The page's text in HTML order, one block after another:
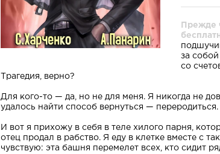
Прежде
за
со
Трагедия, верно?
Для кого-то — да, но не для меня. Я никогда не
удалось найти способ вернуться — переродиться.
И вот я прихожу в себя в теле хилого парня,
отец продал в рабство. Я еду в клетке вместе с
чувствую: эта башня перемелет всех, кто сидит